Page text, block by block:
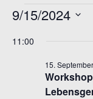
FÜR
15.
SEPTEMBER
9/15/2024
wählen.
11:00
15.